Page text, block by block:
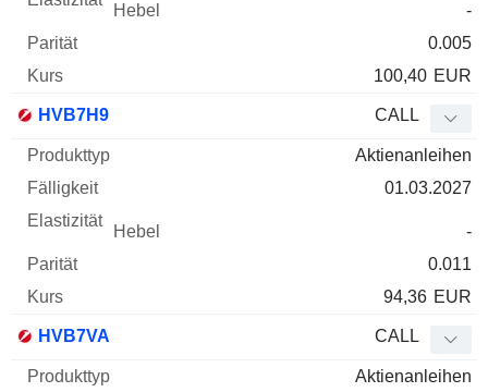
-
0.005
100,40 EUR
HVB7H9 CALL
Aktienanleihen
01.03.2027
-
0.011
94,36 EUR
HVB7VA CALL
Aktienanleihen